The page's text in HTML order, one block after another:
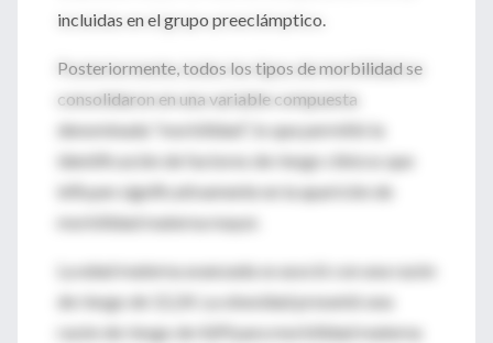
incluidas en el grupo preeclámptico.
Posteriormente, todos los tipos de morbilidad se
consolidaron en una variable compuesta
denominada “morbilidad”, lo que permitió la
identificación de factores de riesgo clínicos que
influyen significativamente en la aparición de
morbilidad materna mayor.
La edad materna avanzada se asoció con una razón
de riesgo de 12,24. La obesidad presentó una
razón de riesgo de 4,89 para morbilidad materna